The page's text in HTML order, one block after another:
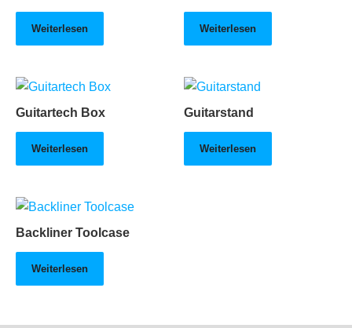
Weiterlesen Weiterlesen
Guitartech Box
Weiterlesen
Guitarstand
Weiterlesen
Backliner Toolcase
Weiterlesen